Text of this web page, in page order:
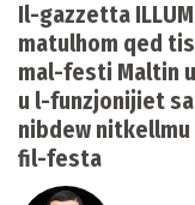
Il-gazzetta
matulhom qed
mal-festi Maltin
u l-funzjonijiet
nibdew
fil-festa